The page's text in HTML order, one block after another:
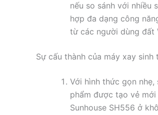
nếu so sánh với nhiều
hợp đa dạng công
từ các người dùng đất
Sự cấu thành của máy xay sinh
Với hình thức gọn
phẩm được tạo vẻ
Sunhouse SH556 ở